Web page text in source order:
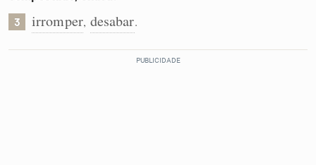
Caça-palavras
3 irromper, desabar.